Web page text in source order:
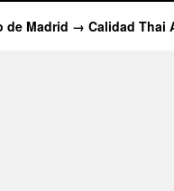
de Madrid → Calidad Thai